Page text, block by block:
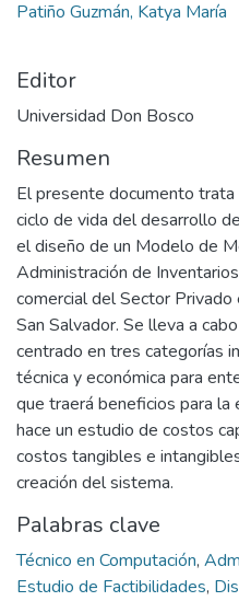
Patiño Guzmán, Katya María
Editor
Universidad Don Bosco
Resumen
El presente documento
ciclo de vida del desarrollo
el diseño de un Modelo de
Administración de
comercial del Sector
San Salvador. Se lleva a
centrado en tres categorías
técnica y económica para
que traerá beneficios para la
hace un estudio de costos
costos tangibles e
creación del sistema.
Palabras clave
Técnico en Computación,
Estudio de Factibilidades,